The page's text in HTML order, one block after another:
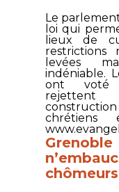
Le
loi qui
lieux de
levées
indéniable.
ont voté
rejettent
chrétiens